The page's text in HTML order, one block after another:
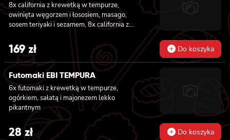
8x california z krewetką w tempurze,
owinięta węgorzem i łososiem, masago,
sosem teriyaki i sezamem, 8x california z
serkiem philadelphia i kanpyo, owinięta
opalonym łososiem, sosem teriyaki,
sezamem, 8x california z serkiem
philadelphia i awokado owinięta łososiem, 6x
futomaki z krewetką w tempurze, ogórkiem,
sałatą i majonezem lekko pikantnym, 6x
futomaki z łososiem, awokado, ogórkiem,
serkiem philadelphia i sałatą, sezamem, 6x
futomaki z pieczonym łososiem, serkiem
philadelphia, awokado, ogórkiem, kanpyo,
sałatą, sosem teriyaki i sezamem
169zł Do koszyka
Futomaki EBI TEMPURA
6x futomaki z krewetką w tempurze,
ogórkiem, sałatą i majonezem lekko
pikantnym
28zł Do koszyka